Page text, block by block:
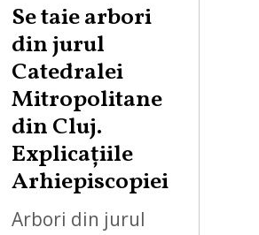
Se taie arbori
din jurul
Catedralei
Mitropolitane
din Cluj.
Explicațiile
Arhiepiscopiei
Arbori din jurul